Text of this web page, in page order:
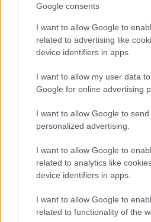
Google consents
I want to allow Google to
related to advertising like
device identifiers in apps.
I want to allow my user data
Google for online advertising
I want to allow Google to send
personalized advertising.
I want to allow Google to
related to analytics like
device identifiers in apps.
I want to allow Google to
related to functionality of the
αγαπημένα σου
Ακολούθησε
Google
Οι μαμάκηδες του